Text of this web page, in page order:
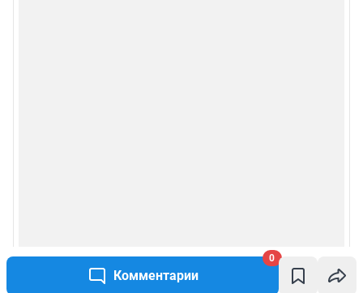
Комментарии
0